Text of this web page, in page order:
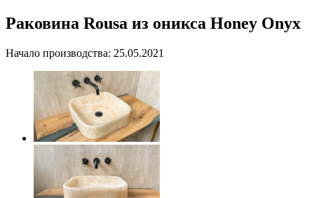
Раковина Rousa из оникса Honey Onyx
Начало производства: 25.05.2021